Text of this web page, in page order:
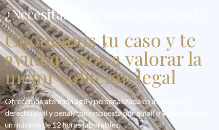
¿Necesitas asesoramiento legal?
Cuentanos tu caso y te
ayudaremos a valorar la
mejor solución legal
Ofrecemos atención ágil y personalizada en asuntos de
derecho civil y penal, con respuesta por email o WhatsApp en
un máximo de 12 horas laborables.